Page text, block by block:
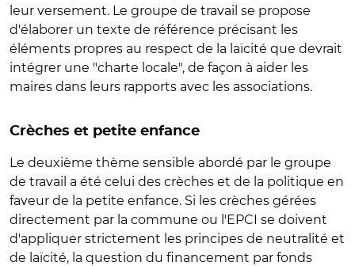
leur versement. Le groupe de travail se propose
d'élaborer un texte de référence précisant les
éléments propres au respect de la laïcité que devrait
intégrer une "charte locale", de façon à aider les
maires dans leurs rapports avec les associations.
Crèches et petite enfance
Le deuxième thème sensible abordé par le groupe
de travail a été celui des crèches et de la politique en
faveur de la petite enfance. Si les crèches gérées
directement par la commune ou l'EPCI se doivent
d'appliquer strictement les principes de neutralité et
de laïcité, la question du financement par fonds